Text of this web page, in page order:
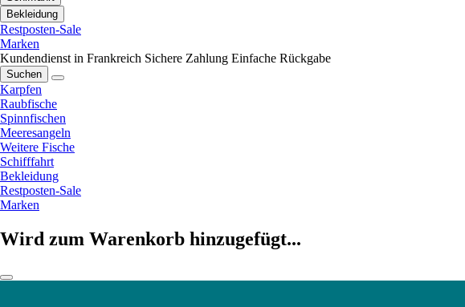
Bekleidung
Restposten-Sale
Marken
Kundendienst in Frankreich Sichere Zahlung Einfache Rückgabe
Suchen
Karpfen
Raubfische
Spinnfischen
Meeresangeln
Weitere Fische
Schifffahrt
Bekleidung
Restposten-Sale
Marken
Wird zum Warenkorb hinzugefügt...